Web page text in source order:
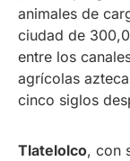
animales de
ciudad de
entre los
agrícolas
cinco siglos
Tlatelolco, con